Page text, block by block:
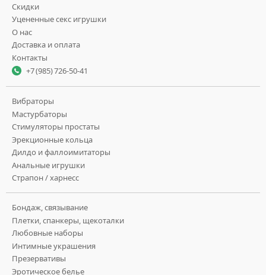
Скидки
Уцененные секс игрушки
О нас
Доставка и оплата
Контакты
+7 (985) 726-50-41
Вибраторы
Мастурбаторы
Стимуляторы простаты
Эрекционные кольца
Дилдо и фаллоимитаторы
Анальные игрушки
Страпон / харнесс
Бондаж, связывание
Плетки, спанкеры, щекоталки
Любовные наборы
Интимные украшения
Презервативы
Эротическое белье